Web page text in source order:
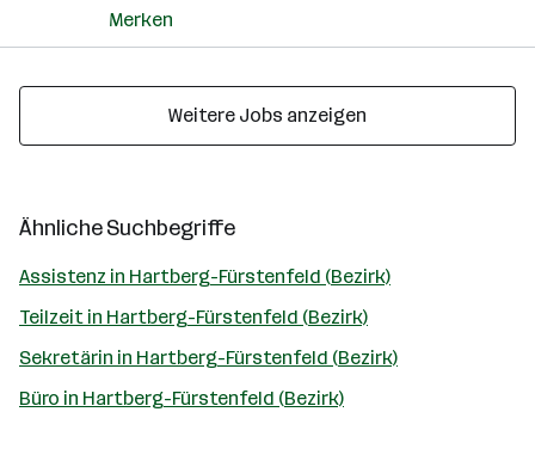
Merken
Weitere Jobs anzeigen
Ähnliche Suchbegriffe
Assistenz in Hartberg-Fürstenfeld (Bezirk)
Teilzeit in Hartberg-Fürstenfeld (Bezirk)
Sekretärin in Hartberg-Fürstenfeld (Bezirk)
Büro in Hartberg-Fürstenfeld (Bezirk)